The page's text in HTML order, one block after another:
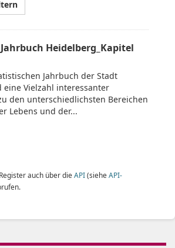
Heidelberg_Kapitel
Jahrbuch der Stadt
eine Vielzahl interessanter
den unterschiedlichsten Bereichen
Lebens und der...
auch über die API(siehe API-